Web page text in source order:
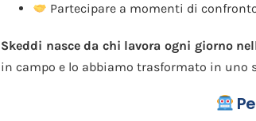
Partecipare a momenti di
Skeddi nasce da chi lavora ogni giorno
in campo e lo abbiamo trasformato in